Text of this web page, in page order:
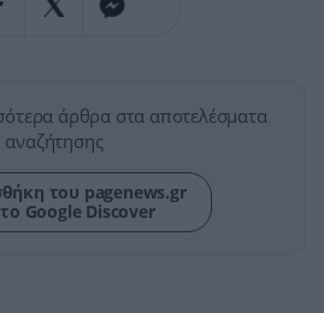
άρθρα στα αποτελέσματα
αναζήτησης
του pagenews.gr
Google Discover